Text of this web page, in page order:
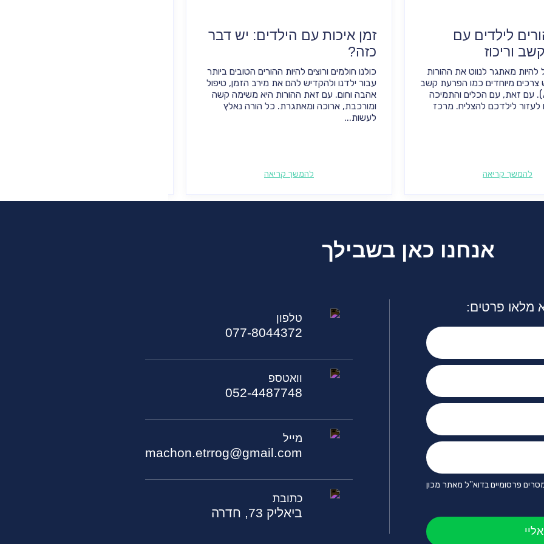
לילדים עם
וריכוז
להיות מאתגר לנווט את ההורות
צרכים מיוחדים כמו הפרעת קשב
וריכוז (ADHD). עם זאת, עם הכלים והתמיכה
לעזור לילדכם להצליח. מרכז
להמשך קריאה
זמן איכות עם הילדים: יש דבר
כזה?
כולנו חולמים ורוצים להיות ההורים הטובים ביותר
עבור ילדנו ולהקדיש להם את מירב הזמן, טיפול
אהבה וחום. עם זאת ההורות היא משימה קשה
ומורכבת, ארוכה ומאתגרת. כל הורה נאלץ
לעשות...
להמשך קריאה
אנחנו כאן בשבילך
מלאו פרטים:
פרסומיים בדוא''ל מאתר מכון
טלפון
077-8044372
וואטספ
052-4487748
מייל
machon.etrrog@gmail.com
כתובת
ביאליק 73, חדרה